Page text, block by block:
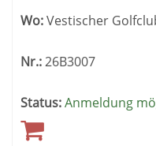
Wo:Vestischer
Nr.:26B3007
Status:Anmeldung